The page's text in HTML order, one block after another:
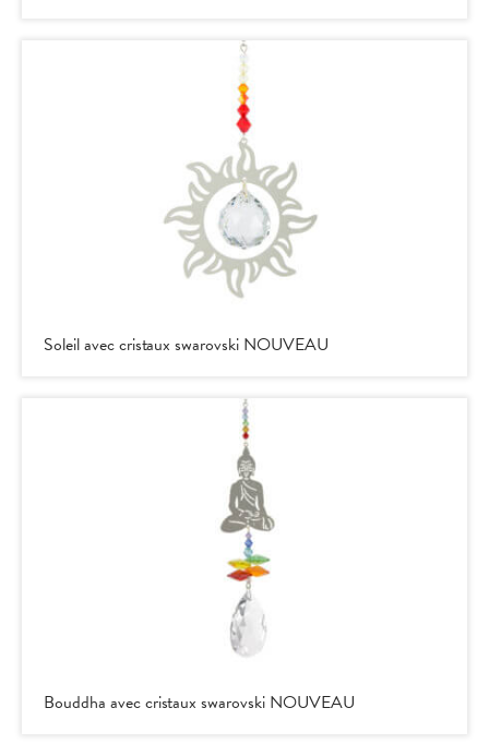
Soleil avec cristaux swarovski NOUVEAU
Bouddha avec cristaux swarovski NOUVEAU